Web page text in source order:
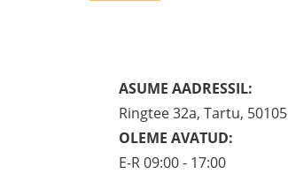
ASUME AADRESSIL:
Ringtee 32a, Tartu, 50105
OLEME AVATUD:
E-R 09:00 - 17:00